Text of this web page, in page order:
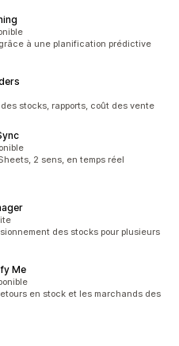
à une planification prédictive
stocks, rapports, coût des vente
2 sens, en temps réel
des stocks pour plusieurs
Me
en stock et les marchands des